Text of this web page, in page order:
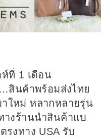
ที่ 1 เดือน
สินค้าพร้อมส่งไทย
าใหม่ หลากหลายรุ่น
งร้านนำสินค้าแบ
งทาง USA รับ